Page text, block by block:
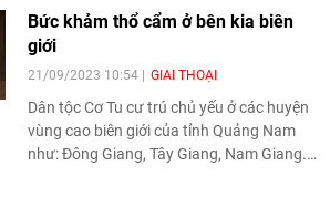
ngưỡng mộ trước tấm lòng son sắt, thủy
chung của Chủ tịch Fidel Castro và đất
nước Cuba dành cho Việt Nam. Tỉnh
Quảng Trị tổ chức kỷ niệm cấp Nhà nước
về sự kiện ý nghĩa này vào ngày 26/9.
Bức khảm thổ cẩm ở bên kia biên
giới
21/09/2023 10:54 GIAI THOẠI
Dân tộc Cơ Tu cư trú chủ yếu ở các huyện
vùng cao biên giới của tỉnh Quảng Nam
như: Đông Giang, Tây Giang, Nam Giang.